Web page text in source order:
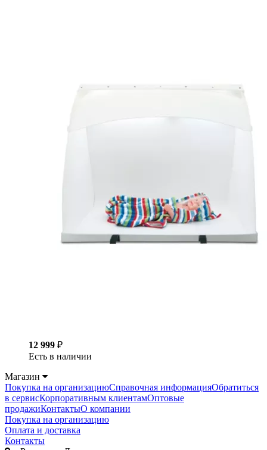
12 999 ₽
Есть в наличии
Магазин
Покупка на организациюСправочная информацияОбратиться
в сервисКорпоративным клиентамОптовые
продажиКонтактыО компании
Покупка на организацию
Оплата и доставка
Контакты